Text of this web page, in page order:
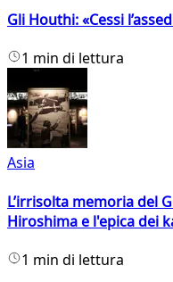
Gli Houthi: «Cessi
1 min di lettura
Asia
L’irrisolta memoria del
Hiroshima e l'epica dei
1 min di lettura